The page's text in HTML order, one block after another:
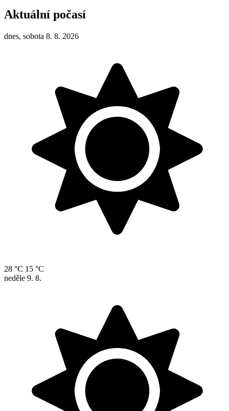
Aktuální počasí
dnes, sobota 8. 8. 2026
28 °C 15 °C
neděle 9. 8.